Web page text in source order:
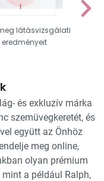
látásvizsgálati
eredményeit
és exkluzív márka
szemüvegkeretét, és
együtt az Önhöz
meg online,
olyan prémium
a például Ralph,